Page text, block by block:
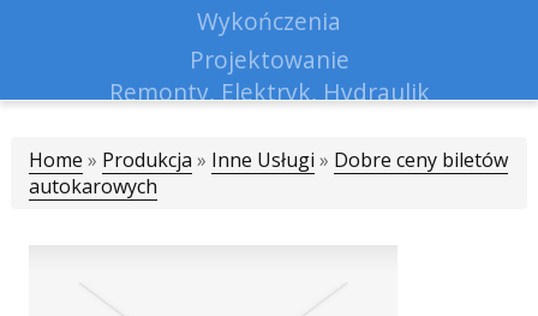
Wykończenia
Projektowanie
Remonty, Elektryk, Hydraulik
Lokum
Domy, Mieszkania
Home » Produkcja » Inne Usługi » Dobre ceny biletów
autokarowych